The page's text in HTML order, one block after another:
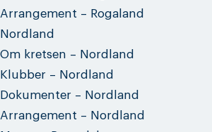
Arrangement – Rogaland
Nordland
Om kretsen – Nordland
Klubber – Nordland
Dokumenter – Nordland
Arrangement – Nordland